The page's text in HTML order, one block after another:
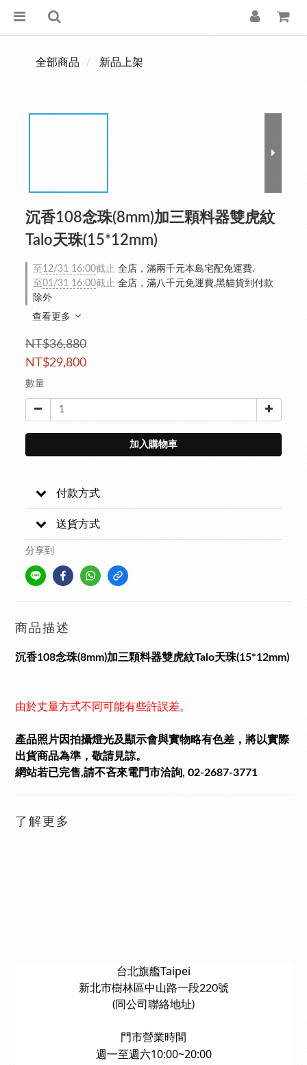
全部商品 新品上架
沉香108念珠(8mm)加三顆料器雙虎紋
Talo天珠(15*12mm)
至 12/31 16:00截止 全店，滿兩千元本島宅配免運費.
至01/31 16:00截止 全店，滿八千元免運費,黑貓貨到付款
除外
查看更多
NT$36,880
NT$29,800
數量
加入購物車
付款方式
送貨方式
分享到
商品描述
沉香108念珠(8mm)加三顆料器雙虎紋Talo天珠(15*12mm)
由於丈量方式不同可能有些許誤差。
產品照片因拍攝燈光及顯示會與實物略有色差，將以實際
出貨商品為準，敬請見諒。
網站若已完售,請不吝來電門市洽詢, 02-2687-3771
了解更多
台北旗艦Taipei
新北市樹林區中山路一段220號
(同公司聯絡地址)
門市營業時間
週一至週六10:00~20:00